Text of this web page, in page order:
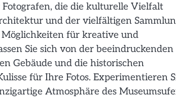
die die kulturelle Vielfalt
und der vielfältigen
für kreative und
Sie sich von der beeindruckenden
Gebäude und die historischen
für Ihre Fotos. Experimentieren
Atmosphäre des